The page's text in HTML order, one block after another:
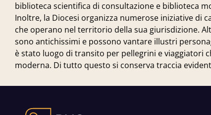
biblioteca scientifica di consultazione e biblioteca
Inoltre, la Diocesi organizza numerose iniziative di
che operano nel territorio della sua giurisdizione.
sono antichissimi e possono vantare illustri
è stato luogo di transito per pellegrini e viaggiatori
moderna. Di tutto questo si conserva traccia